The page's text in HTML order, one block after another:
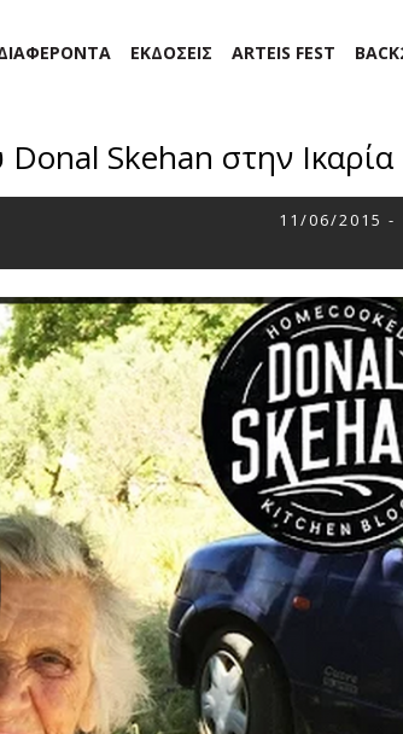
ΕΚΔΟΣΕΙΣ ARTEIS FEST
Skehan στην Ικαρία
11/06/2015 -